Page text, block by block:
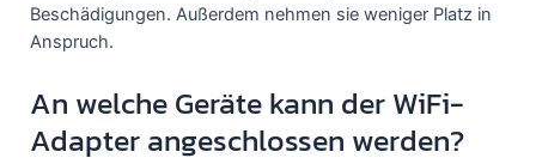
Beschädigungen. Außerdem nehmen sie weniger Platz in
Anspruch.
An welche Geräte kann der WiFi-
Adapter angeschlossen werden?